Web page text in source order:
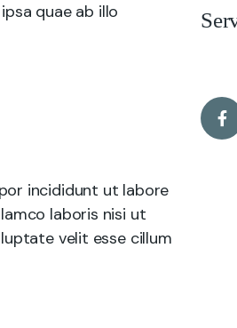
quae ab illo
incididunt ut labore
laboris nisi ut
velit esse cillum